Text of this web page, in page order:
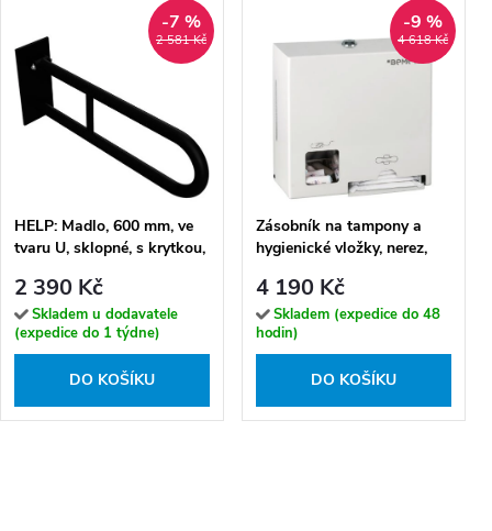
2 581 Kč
-7 %
HELP: Madlo, 600 mm, ve
tvaru U, sklopné, s krytkou,
2 390 Kč
Skladem u dodavatele
(expedice do 1 týdne)
DO KOŠÍKU
4 618 Kč
-9 %
Zásobník na tampony a
hygienické vložky, nerez,
4 190 Kč
Skladem (expedice do 48
hodin)
DO KOŠÍKU